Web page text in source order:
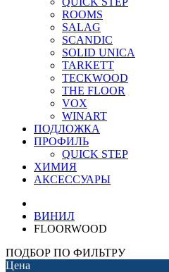
ROOMS
SALAG
SCANDIC
SOLID UNICA
TARKETT
TECKWOOD
THE FLOOR
VOX
WINART
ПОДЛОЖКА
ПРОФИЛЬ
QUICK STEP
ХИМИЯ
АКСЕССУАРЫ
ВИНИЛ
FLOORWOOD
ПОДБОР ПО ФИЛЬТРУ
Цена